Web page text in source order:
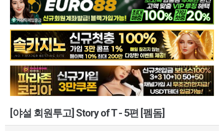
[야설 회원투고] Story of T - 5편 [펨돔]